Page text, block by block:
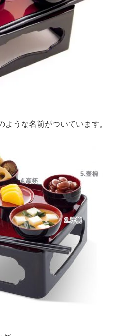
ような名前がついています。